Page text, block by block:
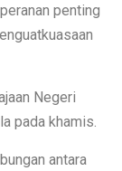
penting
Negeri
pada khamis.
antara